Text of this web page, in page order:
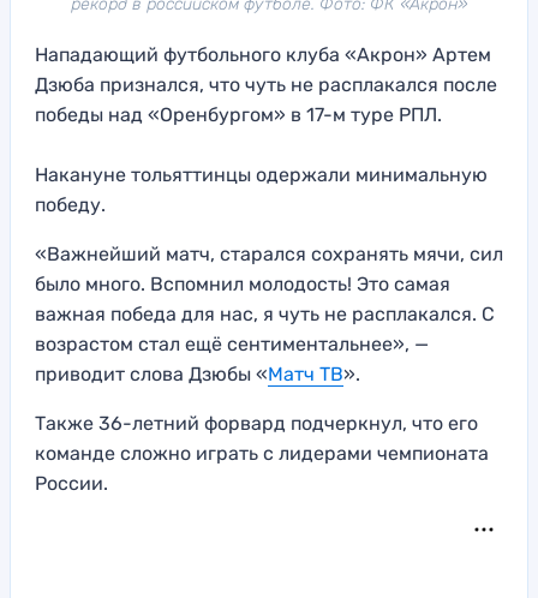
рекорд в российском футболе. Фото: ФК «Акрон»
Нападающий футбольного клуба «Акрон» Артем
Дзюба признался, что чуть не расплакался после
победы над «Оренбургом» в 17-м туре РПЛ.
Накануне тольяттинцы одержали минимальную
победу.
«Важнейший матч, старался сохранять мячи, сил
было много. Вспомнил молодость! Это самая
важная победа для нас, я чуть не расплакался. С
возрастом стал ещё сентиментальнее», —
приводит слова Дзюбы «Матч ТВ».
Также 36-летний форвард подчеркнул, что его
команде сложно играть с лидерами чемпионата
России.